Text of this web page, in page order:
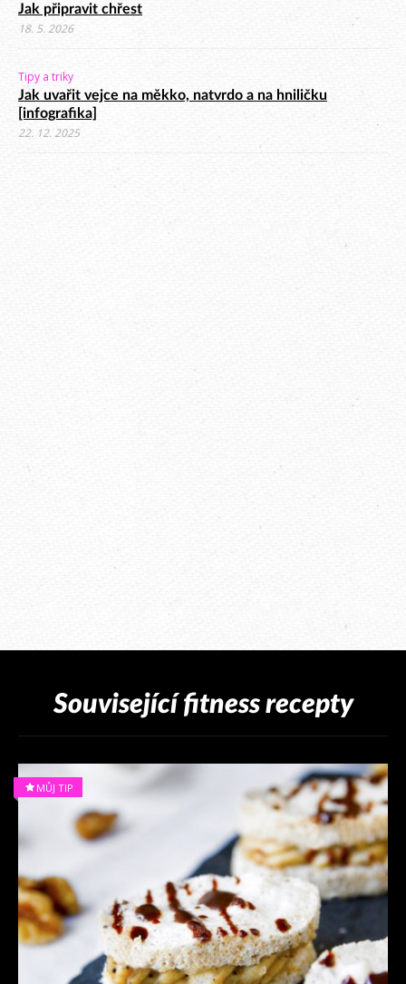
Jak připravit chřest
18. 5. 2026
Tipy a triky
Jak uvařit vejce na měkko, natvrdo a na hniličku
[infografika]
22. 12. 2025
Související fitness recepty
MŮJ TIP